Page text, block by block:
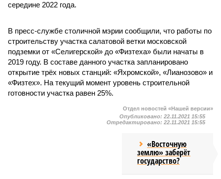
середине 2022 года.
В пресс-службе столичной мэрии сообщили, что работы по
строительству участка салатовой ветки московской
подземки от «Селигерской» до «Физтеха» были начаты в
2019 году. В составе данного участка запланировано
открытие трёх новых станций: «Яхромской», «Лианозово» и
«Физтех». На текущий момент уровень строительной
готовности участка равен 25%.
Отдел новостей «Нашей версии»
Опубликовано: 22.11.2021 15:55
Отредактировано: 22.11.2021 15:55
«Восточную
землю» заберёт
государство?